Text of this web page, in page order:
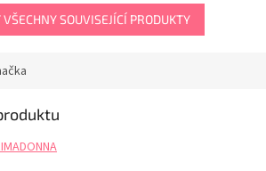
SOUVISEJÍCÍ PRODUKTY